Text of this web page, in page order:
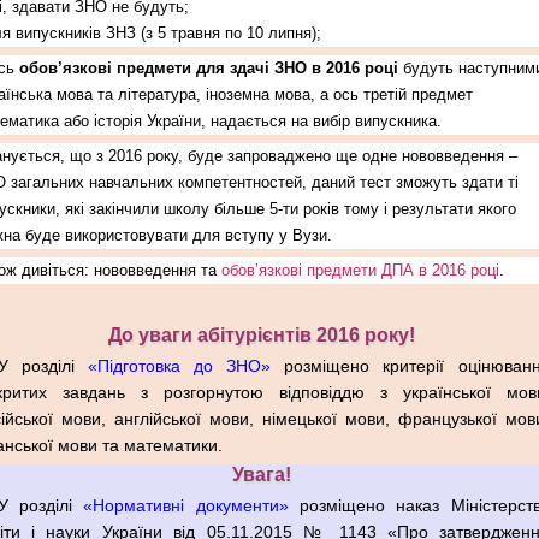
здавати ЗНО не будуть;
випускників ЗНЗ (з 5 травня по 10 липня);
обов’язкові предмети для здачі ЗНО в 2016 році будуть
мова та література, іноземна мова, а ось третій предмет
або історія України, надається на вибір випускника.
що з 2016 року, буде запроваджено ще одне нововведення –
навчальних компетентностей, даний тест зможуть здати ті
які закінчили школу більше 5-ти років тому і результати якого
буде використовувати для вступу у Вузи.
дивіться: нововведення та обов’язкові предмети ДПА в 2016 році
До уваги абітурієнтів 2016 року!
розділі «Підготовка до ЗНО» розміщено критерії
завдань з розгорнутою відповіддю з української
мови, англійської мови, німецької мови, французької
мови та математики.
Увага!
розділі«Нормативні документи»розміщено наказ
і науки України від 05.11.2015 № 1143 «Про